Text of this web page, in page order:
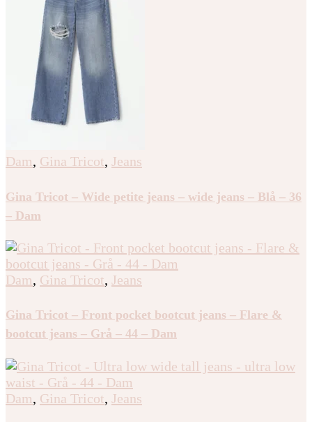
Dam, Gina Tricot, Jeans
Gina Tricot – Wide petite jeans – wide jeans – Blå – 36
– Dam
Dam, Gina Tricot, Jeans
Gina Tricot – Front pocket bootcut jeans – Flare &
bootcut jeans – Grå – 44 – Dam
Dam, Gina Tricot, Jeans